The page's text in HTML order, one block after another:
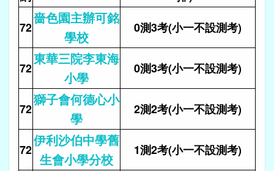
72
嗇色園主辦可銘
學校
0測3考(小一不設測考)
72
東華三院李東海
小學
0測3考(小一不設測考)
72
獅子會何德心小
學
2測2考(小一不設測考)
72
伊利沙伯中學舊
生會小學分校
1測2考(小一不設測考)